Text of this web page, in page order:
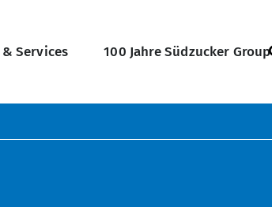
Services 100 Jahre Südzucker Group